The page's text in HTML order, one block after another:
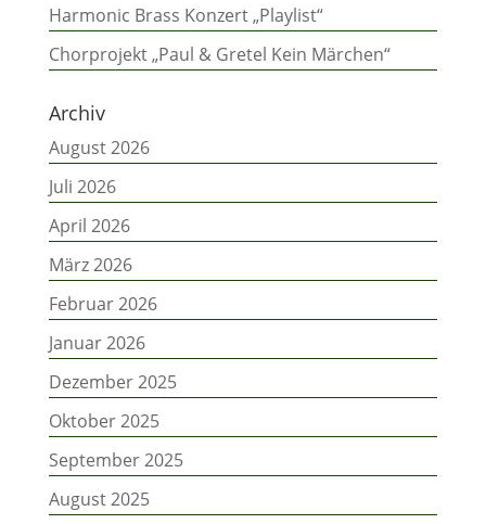
Harmonic Brass Konzert „Playlist“
Chorprojekt „Paul & Gretel Kein Märchen“
Archiv
August 2026
Juli 2026
April 2026
März 2026
Februar 2026
Januar 2026
Dezember 2025
Oktober 2025
September 2025
August 2025